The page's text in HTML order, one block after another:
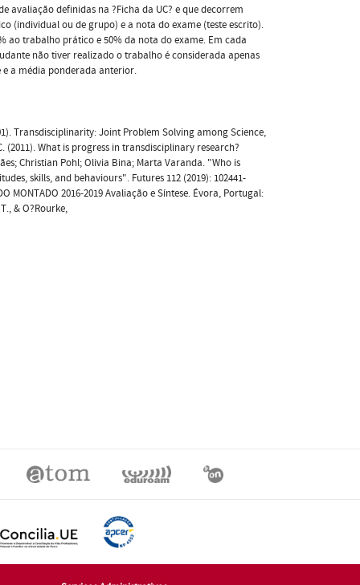
avaliação definidas na ?Ficha da UC? e que decorrem
(individual ou de grupo) e a nota do exame (teste escrito).
ao trabalho prático e 50% da nota do exame. Em cada
não tiver realizado o trabalho é considerada apenas
a média ponderada anterior.
Transdisciplinarity: Joint Problem Solving among Science,
(2011). What is progress in transdisciplinary research?
Christian Pohl; Olivia Bina; Marta Varanda. "Who is
skills, and behaviours". Futures 112 (2019): 102441-
MONTADO 2016-2019 Avaliação e Síntese. Évora, Portugal:
& O?Rourke,